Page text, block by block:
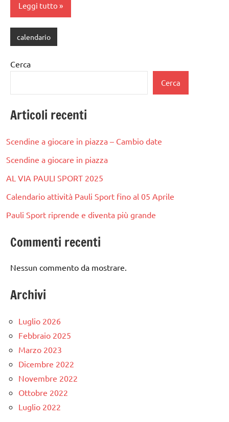
Leggi tutto
calendario
Cerca
Cerca
Articoli recenti
Scendine a giocare in piazza – Cambio date
Scendine a giocare in piazza
AL VIA PAULI SPORT 2025
Calendario attività Pauli Sport fino al 05 Aprile
Pauli Sport riprende e diventa più grande
Commenti recenti
Nessun commento da mostrare.
Archivi
Luglio 2026
Febbraio 2025
Marzo 2023
Dicembre 2022
Novembre 2022
Ottobre 2022
Luglio 2022